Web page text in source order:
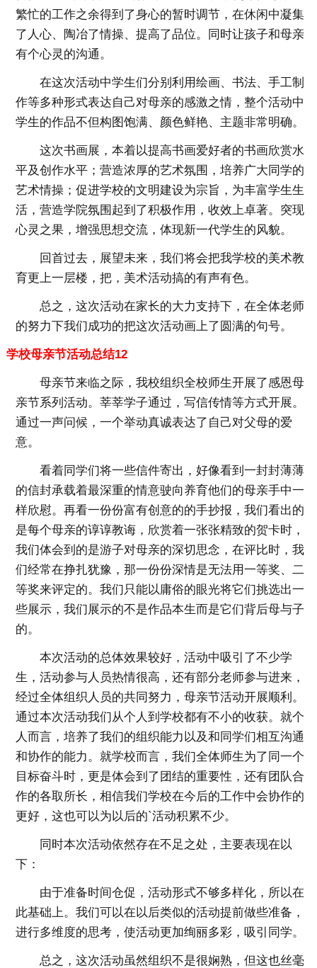
繁忙的工作之余得到了身心的暂时调节，在休闲中凝集
了人心、陶冶了情操、提高了品位。同时让孩子和母亲
有个心灵的沟通。
在这次活动中学生们分别利用绘画、书法、手工制
作等多种形式表达自己对母亲的感激之情，整个活动中
学生的作品不但构图饱满、颜色鲜艳、主题非常明确。
这次书画展，本着以提高书画爱好者的书画欣赏水
平及创作水平；营造浓厚的艺术氛围，培养广大同学的
艺术情操；促进学校的文明建设为宗旨，为丰富学生生
活，营造学院氛围起到了积极作用，收效上卓著。突现
心灵之果，增强思想交流，体现新一代学生的风貌。
回首过去，展望未来，我们将会把我学校的美术教
育更上一层楼，把，美术活动搞的有声有色。
总之，这次活动在家长的大力支持下，在全体老师
的努力下我们成功的把这次活动画上了圆满的句号。
学校母亲节活动总结12
母亲节来临之际，我校组织全校师生开展了感恩母
亲节系列活动。莘莘学子通过，写信传情等方式开展。
通过一声问候，一个举动真诚表达了自己对父母的爱
意。
看着同学们将一些信件寄出，好像看到一封封薄薄
的信封承载着最深重的情意驶向养育他们的母亲手中一
样欣慰。再看一份份富有创意的的手抄报，我们看出的
是每个母亲的谆谆教诲，欣赏着一张张精致的贺卡时，
我们体会到的是游子对母亲的深切思念，在评比时，我
们经常在挣扎犹豫，那一份份深情是无法用一等奖、二
等奖来评定的。我们只能以庸俗的眼光将它们挑选出一
些展示，我们展示的不是作品本生而是它们背后母与子
的。
本次活动的总体效果较好，活动中吸引了不少学
生，活动参与人员热情很高，还有部分老师参与进来，
经过全体组织人员的共同努力，母亲节活动开展顺利。
通过本次活动我们从个人到学校都有不小的收获。就个
人而言，培养了我们的组织能力以及和同学们相互沟通
和协作的能力。就学校而言，我们全体师生为了同一个
目标奋斗时，更是体会到了团结的重要性，还有团队合
作的各取所长，相信我们学校在今后的工作中会协作的
更好，这也可以为以后的`活动积累不少。
同时本次活动依然存在不足之处，主要表现在以
下：
由于准备时间仓促，活动形式不够多样化，所以在
此基础上。我们可以在以后类似的活动提前做些准备，
进行多维度的思考，使活动更加绚丽多彩，吸引同学。
总之，这次活动虽然组织不是很娴熟，但这也丝毫